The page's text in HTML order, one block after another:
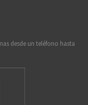
desde un teléfono hasta